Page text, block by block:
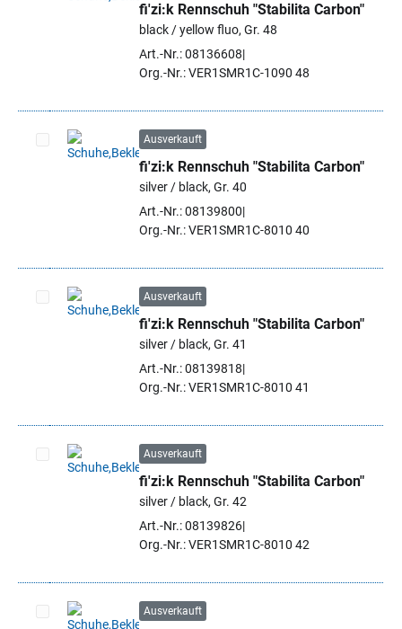
Artikel auswählen
fi'zi:k Rennschuh "Stabilita Carbon"
black / yellow fluo, Gr. 48
Art.-Nr.: 08136608
Org.-Nr.: VER1SMR1C-1090 48
Artikel auswählen
Ausverkauft
fi'zi:k Rennschuh "Stabilita Carbon"
silver / black, Gr. 40
Art.-Nr.: 08139800
Org.-Nr.: VER1SMR1C-8010 40
Artikel auswählen
Ausverkauft
fi'zi:k Rennschuh "Stabilita Carbon"
silver / black, Gr. 41
Art.-Nr.: 08139818
Org.-Nr.: VER1SMR1C-8010 41
Artikel auswählen
Ausverkauft
fi'zi:k Rennschuh "Stabilita Carbon"
silver / black, Gr. 42
Art.-Nr.: 08139826
Org.-Nr.: VER1SMR1C-8010 42
Ausverkauft